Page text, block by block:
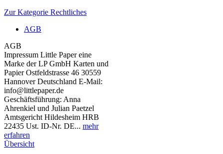
Zur Kategorie Rechtliches
AGB
AGB
Impressum Little Paper eine
Marke der LP GmbH Karten und
Papier Ostfeldstrasse 46 30559
Hannover Deutschland E-Mail:
info@littlepaper.de
Geschäftsführung: Anna
Ahrenkiel und Julian Paetzel
Amtsgericht Hildesheim HRB
22435 Ust. ID-Nr. DE... mehr
erfahren
Übersicht